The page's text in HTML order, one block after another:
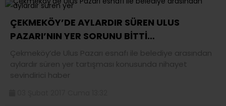
ÇEKMEKÖY’DE AYLARDIR SÜREN ULUS
PAZARI’NIN YER SORUNU BİTTİ…
Çekmeköy’de Ulus Pazarı esnafı ile belediye arasından
aylardır süren yer tartışması konusunda nihayet
sevindirici haber